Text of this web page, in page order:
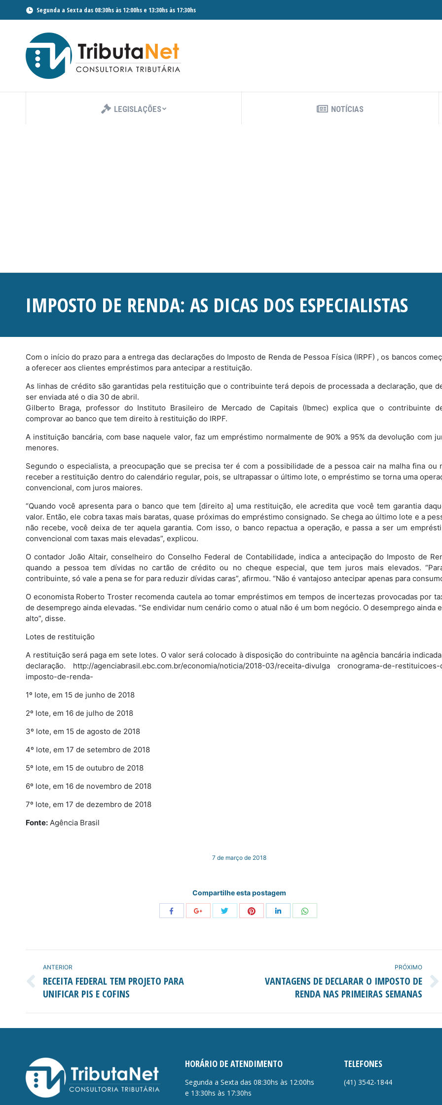
Segunda a Sexta das 08:30hs às 12:00hs e 13:30hs às 17:30hs
LEGISLAÇÕES NOTÍCIAS
IMPOSTO DE RENDA: AS DICAS DOS ESPECIALISTAS
Com o início do prazo para a entrega das declarações do Imposto de Renda de Pessoa Física (IRPF) , os bancos
a oferecer aos clientes empréstimos para antecipar a restituição.
As linhas de crédito são garantidas pela restituição que o contribuinte terá depois de processada a declaração, que
ser enviada até o dia 30 de abril.
Gilberto Braga, professor do Instituto Brasileiro de Mercado de Capitais (Ibmec) explica que o contribuinte
comprovar ao banco que tem direito à restituição do IRPF.
A instituição bancária, com base naquele valor, faz um empréstimo normalmente de 90% a 95% da devolução com
menores.
Segundo o especialista, a preocupação que se precisa ter é com a possibilidade de a pessoa cair na malha fina ou
receber a restituição dentro do calendário regular, pois, se ultrapassar o último lote, o empréstimo se torna uma
convencional, com juros maiores.
“Quando você apresenta para o banco que tem [direito a] uma restituição, ele acredita que você tem garantia
valor. Então, ele cobra taxas mais baratas, quase próximas do empréstimo consignado. Se chega ao último lote e a
não recebe, você deixa de ter aquela garantia. Com isso, o banco repactua a operação, e passa a ser um
convencional com taxas mais elevadas”, explicou.
O contador João Altair, conselheiro do Conselho Federal de Contabilidade, indica a antecipação do Imposto de
quando a pessoa tem dívidas no cartão de crédito ou no cheque especial, que tem juros mais elevados.
contribuinte, só vale a pena se for para reduzir dívidas caras”, afirmou. “Não é vantajoso antecipar apenas para
O economista Roberto Troster recomenda cautela ao tomar empréstimos em tempos de incertezas provocadas por
de desemprego ainda elevadas. “Se endividar num cenário como o atual não é um bom negócio. O desemprego ainda
alto”, disse.
Lotes de restituição
A restituição será paga em sete lotes. O valor será colocado à disposição do contribuinte na agência bancária
declaração. http://agenciabrasil.ebc.com.br/economia/noticia/2018-03/receita-divulga cronograma-de-
imposto-de-renda-
1º lote, em 15 de junho de 2018
2º lote, em 16 de julho de 2018
3º lote, em 15 de agosto de 2018
4º lote, em 17 de setembro de 2018
5º lote, em 15 de outubro de 2018
6º lote, em 16 de novembro de 2018
7º lote, em 17 de dezembro de 2018
Fonte: Agência Brasil
7 de março de 2018
Compartilhe esta postagem
Share
Share
Share
NAVEGAÇÃO
DE
POST:
ANTERIOR
Post
anterior:
RECEITA FEDERAL TEM PROJETO PARA
UNIFICAR PIS E COFINS
PRÓXIMO
PróximoVANTAGENS DE DECLARAR O IMPOSTO DE
RENDA NAS PRIMEIRAS SEMANAS
HORÁRIO DE ATENDIMENTO
Segunda a Sexta das 08:30hs às 12:00hs
e 13:30hs às 17:30hs
TELEFONES
(41) 3542-1844